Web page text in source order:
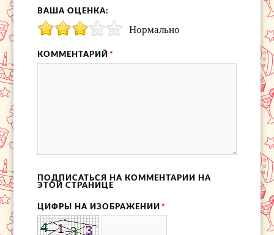
ВАША ОЦЕНКА:
Нормально
КОММЕНТАРИЙ *
ПОДПИСАТЬСЯ НА КОММЕНТАРИИ НА
ЭТОЙ СТРАНИЦЕ
ЦИФРЫ НА ИЗОБРАЖЕНИИ *